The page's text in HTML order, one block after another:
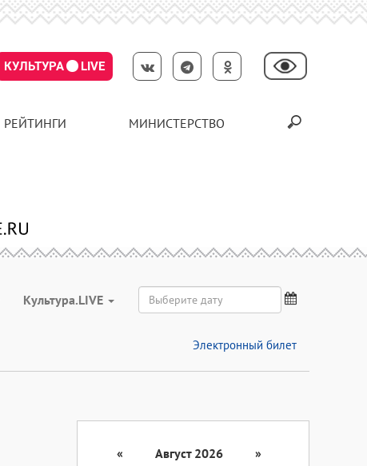
КУЛЬТУРА LIVE
РЕЙТИНГИ МИНИСТЕРСТВО
Культура.LIVE
Электронный билет
« Август 2026
»